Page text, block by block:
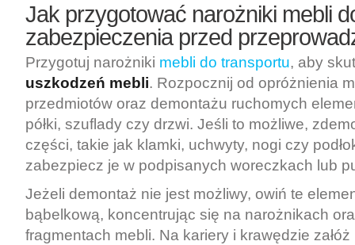
Jak przygotować narożniki mebli
zabezpieczenia przed
Przygotuj narożniki mebli do transportu, aby
uszkodzeń mebli. Rozpocznij od opróżnienia
przedmiotów oraz demontażu ruchomych
półki, szuflady czy drzwi. Jeśli to możliwe,
części, takie jak klamki, uchwyty, nogi czy
zabezpiecz je w podpisanych woreczkach lub
Jeżeli demontaż nie jest możliwy, owiń te
bąbelkową, koncentrując się na narożnikach
fragmentach mebli. Na kariery i krawędzie